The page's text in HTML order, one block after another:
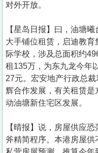
对外开放。
【星岛日报】曰，油塘
大手铺位租赁，启迪教
际学校，涉及总面积约
租135万，为东九龙今年
27元。宏安地产行政总
辉合作发展，有关租赁
动油塘新住宅区发展。
【晴报】说，房屋供应
斧精简程序。本港房屋